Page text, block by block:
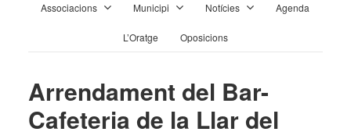
Associacions Municipi Notícies Agenda
L’Oratge Oposicions
Arrendament del Bar-
Cafeteria de la Llar del